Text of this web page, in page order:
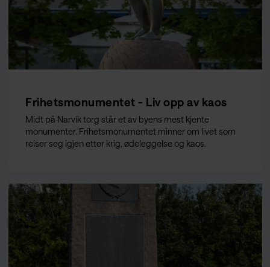
Frihetsmonumentet - Liv opp av kaos
Midt på Narvik torg står et av byens mest kjente
monumenter. Frihetsmonumentet minner om livet som
reiser seg igjen etter krig, ødeleggelse og kaos.